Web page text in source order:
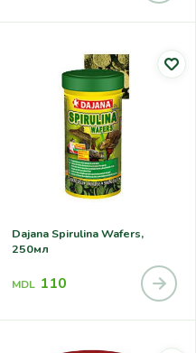
Dajana Spirulina Wafers,
250мл
MDL 110